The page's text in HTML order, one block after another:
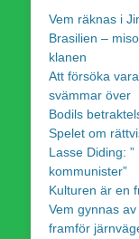
Vem räknas i
Brasilien –
klanen
Att försöka
svämmar över
Bodils
Spelet om
Lasse Diding:
kommunister”
Kulturen är en
Vem gynnas
framför